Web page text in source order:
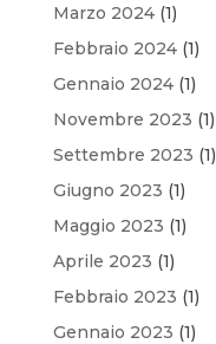
Marzo 2024(1)
Febbraio 2024(1)
Gennaio 2024(1)
Novembre 2023 (1)
Settembre 2023 (1)
Giugno 2023 (1)
Maggio 2023 (1)
Aprile 2023 (1)
Febbraio 2023 (1)
Gennaio 2023 (1)